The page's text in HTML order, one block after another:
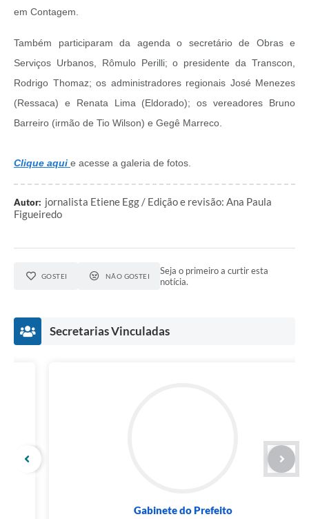
em Contagem.
Também participaram da agenda o secretário de Obras e
Serviços Urbanos, Rômulo Perilli; o presidente da Transcon,
Rodrigo Thomaz; os administradores regionais José Menezes
(Ressaca) e Renata Lima (Eldorado); os vereadores Bruno
Barreiro (irmão de Tio Wilson) e Gegê Marreco.
Clique aqui e acesse a galeria de fotos.
Autor: jornalista Etiene Egg / Edição e revisão: Ana Paula
Figueiredo
GOSTEI NÃO GOSTEI
Seja o primeiro a curtir esta
notícia.
Secretarias Vinculadas
Gabinete do Prefeito